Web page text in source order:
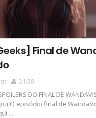
Final de
21:30
DO FINAL DE
episódio final de
...